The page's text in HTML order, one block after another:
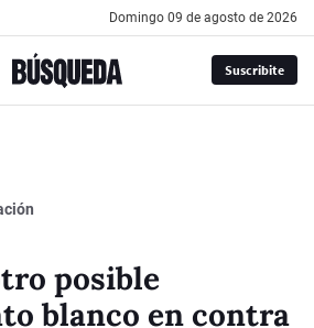
domingo 09 de agosto de 2026
Suscribite
posible
blanco en contra